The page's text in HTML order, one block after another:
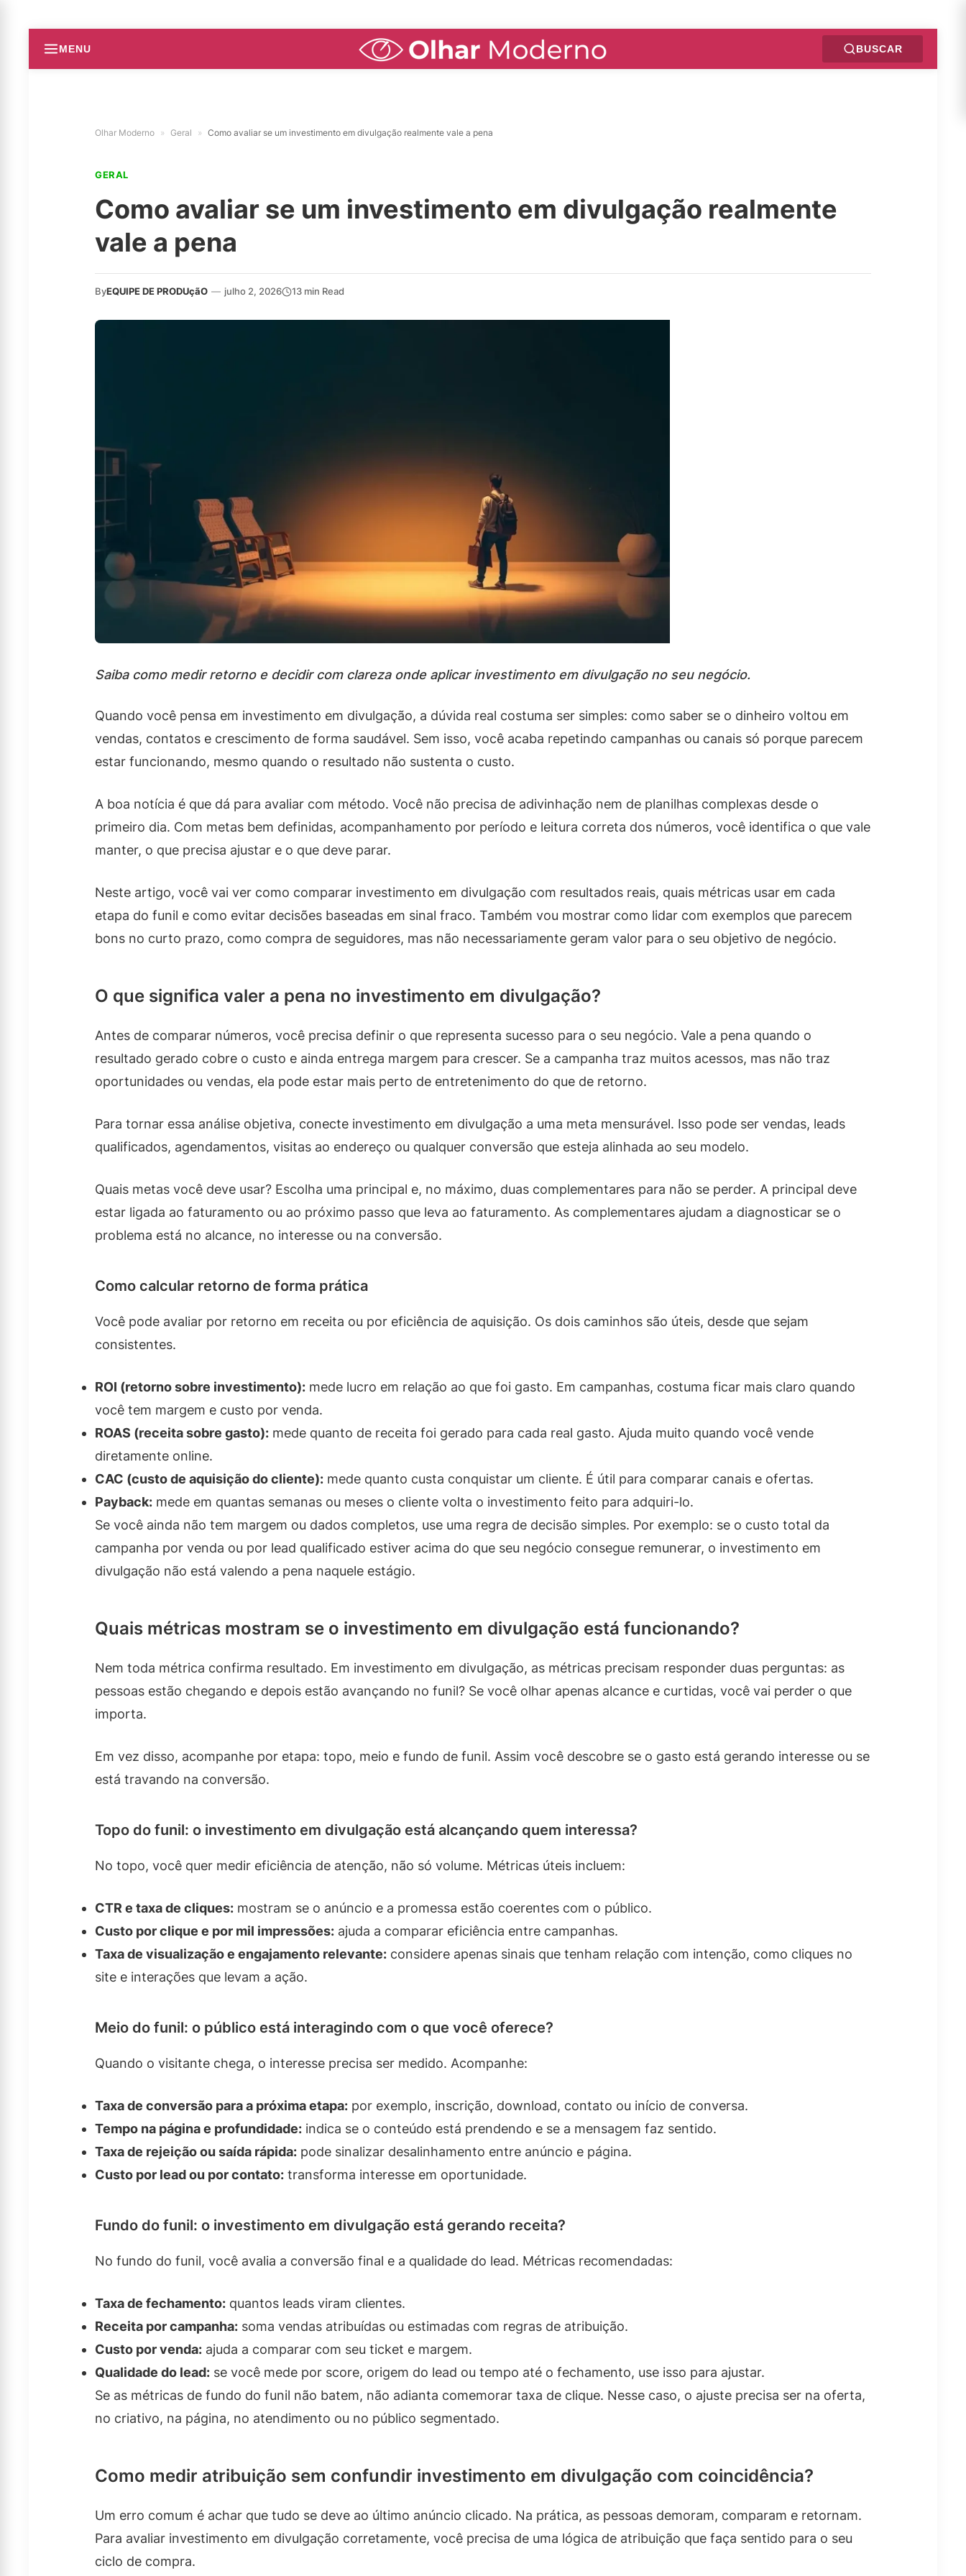
MENU BUSCAR
Olhar Moderno » Geral » Como avaliar se um investimento em divulgação realmente vale a pena
GERAL
Como avaliar se um investimento em divulgação realmente
vale a pena
ByEQUIPE DE PRODUçãO — julho 2, 2026 13 min Read
Saiba como medir retorno e decidir com clareza onde aplicar investimento em divulgação no seu negócio.
Quando você pensa em investimento em divulgação, a dúvida real costuma ser simples: como saber se o dinheiro voltou em
vendas, contatos e crescimento de forma saudável. Sem isso, você acaba repetindo campanhas ou canais só porque parecem
estar funcionando, mesmo quando o resultado não sustenta o custo.
A boa notícia é que dá para avaliar com método. Você não precisa de adivinhação nem de planilhas complexas desde o
primeiro dia. Com metas bem definidas, acompanhamento por período e leitura correta dos números, você identifica o que vale
manter, o que precisa ajustar e o que deve parar.
Neste artigo, você vai ver como comparar investimento em divulgação com resultados reais, quais métricas usar em cada
etapa do funil e como evitar decisões baseadas em sinal fraco. Também vou mostrar como lidar com exemplos que parecem
bons no curto prazo, como compra de seguidores, mas não necessariamente geram valor para o seu objetivo de negócio.
O que significa valer a pena no investimento em divulgação?
Antes de comparar números, você precisa definir o que representa sucesso para o seu negócio. Vale a pena quando o
resultado gerado cobre o custo e ainda entrega margem para crescer. Se a campanha traz muitos acessos, mas não traz
oportunidades ou vendas, ela pode estar mais perto de entretenimento do que de retorno.
Para tornar essa análise objetiva, conecte investimento em divulgação a uma meta mensurável. Isso pode ser vendas, leads
qualificados, agendamentos, visitas ao endereço ou qualquer conversão que esteja alinhada ao seu modelo.
Quais metas você deve usar? Escolha uma principal e, no máximo, duas complementares para não se perder. A principal deve
estar ligada ao faturamento ou ao próximo passo que leva ao faturamento. As complementares ajudam a diagnosticar se o
problema está no alcance, no interesse ou na conversão.
Como calcular retorno de forma prática
Você pode avaliar por retorno em receita ou por eficiência de aquisição. Os dois caminhos são úteis, desde que sejam
consistentes.
ROI (retorno sobre investimento): mede lucro em relação ao que foi gasto. Em campanhas, costuma ficar mais claro quando
você tem margem e custo por venda.
ROAS (receita sobre gasto): mede quanto de receita foi gerado para cada real gasto. Ajuda muito quando você vende
diretamente online.
CAC (custo de aquisição do cliente): mede quanto custa conquistar um cliente. É útil para comparar canais e ofertas.
Payback: mede em quantas semanas ou meses o cliente volta o investimento feito para adquiri-lo.
Se você ainda não tem margem ou dados completos, use uma regra de decisão simples. Por exemplo: se o custo total da
campanha por venda ou por lead qualificado estiver acima do que seu negócio consegue remunerar, o investimento em
divulgação não está valendo a pena naquele estágio.
Quais métricas mostram se o investimento em divulgação está funcionando?
Nem toda métrica confirma resultado. Em investimento em divulgação, as métricas precisam responder duas perguntas: as
pessoas estão chegando e depois estão avançando no funil? Se você olhar apenas alcance e curtidas, você vai perder o que
importa.
Em vez disso, acompanhe por etapa: topo, meio e fundo de funil. Assim você descobre se o gasto está gerando interesse ou se
está travando na conversão.
Topo do funil: o investimento em divulgação está alcançando quem interessa?
No topo, você quer medir eficiência de atenção, não só volume. Métricas úteis incluem:
CTR e taxa de cliques: mostram se o anúncio e a promessa estão coerentes com o público.
Custo por clique e por mil impressões: ajuda a comparar eficiência entre campanhas.
Taxa de visualização e engajamento relevante: considere apenas sinais que tenham relação com intenção, como cliques no
site e interações que levam a ação.
Meio do funil: o público está interagindo com o que você oferece?
Quando o visitante chega, o interesse precisa ser medido. Acompanhe:
Taxa de conversão para a próxima etapa: por exemplo, inscrição, download, contato ou início de conversa.
Tempo na página e profundidade: indica se o conteúdo está prendendo e se a mensagem faz sentido.
Taxa de rejeição ou saída rápida: pode sinalizar desalinhamento entre anúncio e página.
Custo por lead ou por contato: transforma interesse em oportunidade.
Fundo do funil: o investimento em divulgação está gerando receita?
No fundo do funil, você avalia a conversão final e a qualidade do lead. Métricas recomendadas:
Taxa de fechamento: quantos leads viram clientes.
Receita por campanha: soma vendas atribuídas ou estimadas com regras de atribuição.
Custo por venda: ajuda a comparar com seu ticket e margem.
Qualidade do lead: se você mede por score, origem do lead ou tempo até o fechamento, use isso para ajustar.
Se as métricas de fundo do funil não batem, não adianta comemorar taxa de clique. Nesse caso, o ajuste precisa ser na oferta,
no criativo, na página, no atendimento ou no público segmentado.
Como medir atribuição sem confundir investimento em divulgação com coincidência?
Um erro comum é achar que tudo se deve ao último anúncio clicado. Na prática, as pessoas demoram, comparam e retornam.
Para avaliar investimento em divulgação corretamente, você precisa de uma lógica de atribuição que faça sentido para o seu
ciclo de compra.